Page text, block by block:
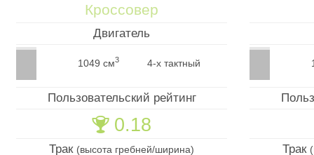
Кроссовер
Двигатель
1049 см3 4-х тактный
Пользовательский рейтинг
🏆 0.18
Трак (высота гребней/ширина) Трак